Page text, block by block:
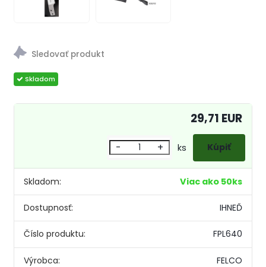
Skladom: Viac ako 50ks
Dostupnosť: IHNEĎ
Číslo produktu: FPL640
Výrobca: FELCO
29,71 EUR
- + ks